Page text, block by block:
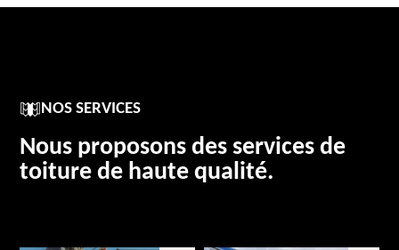
NOS SERVICES
Nous proposons des services de
toiture de haute qualité.